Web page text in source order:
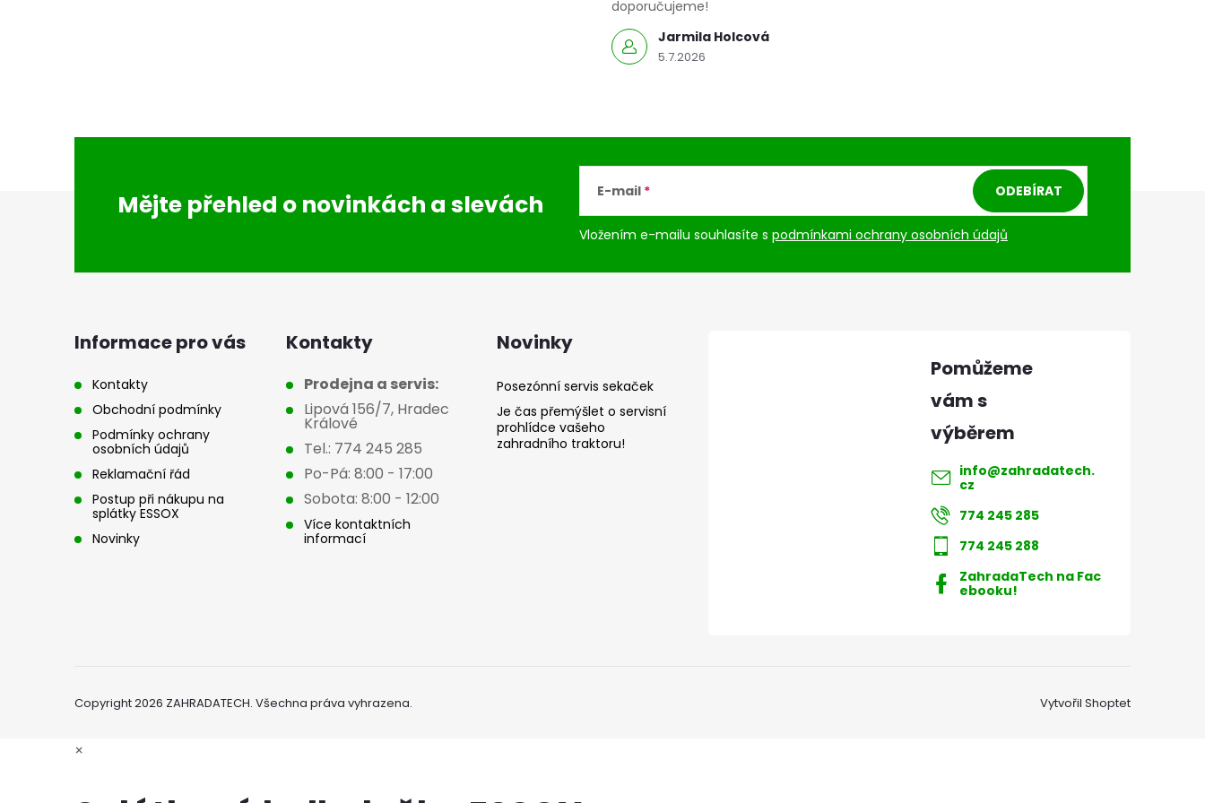
Jarmila Holcová
5.7.2026
doporučujeme!
Mějte přehled o novinkách a slevách E-mail
Vložením e-mailu souhlasíte s podmínkami ochrany osobních údajů
ODEBÍRAT
Informace pro vás
Kontakty
Obchodní podmínky
Podmínky ochrany
osobních údajů
Reklamační řád
Postup při nákupu na
splátky ESSOX
Novinky
Kontakty
Prodejna a servis:
Lipová 156/7, Hradec
Králové
Tel.: 774 245 285
Po-Pá: 8:00 - 17:00
Sobota: 8:00 - 12:00
Více kontaktních
informací
Novinky
Posezónní servis sekaček
Je čas přemýšlet o servisní
prohlídce vašeho
zahradního traktoru!
info@zahradatech.
cz
774 245 285
774 245 288
ZahradaTech na Fac
ebooku!
Vytvořil Shoptet
Copyright 2026 ZAHRADATECH. Všechna práva vyhrazena.
×